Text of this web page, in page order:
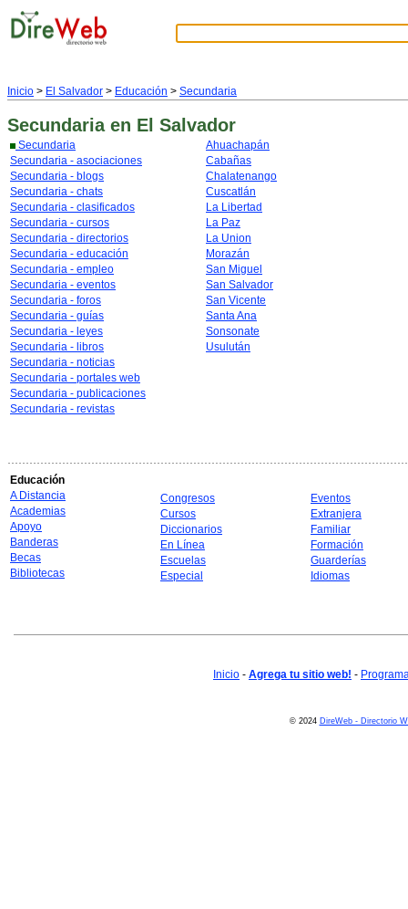
Inicio > El Salvador > Educación > Secundaria
Secundaria en El Salvador
Secundaria
Secundaria - asociaciones
Secundaria - blogs
Secundaria - chats
Secundaria - clasificados
Secundaria - cursos
Secundaria - directorios
Secundaria - educación
Secundaria - empleo
Secundaria - eventos
Secundaria - foros
Secundaria - guías
Secundaria - leyes
Secundaria - libros
Secundaria - noticias
Secundaria - portales web
Secundaria - publicaciones
Secundaria - revistas
Ahuachapán
Cabañas
Chalatenango
Cuscatlán
La Libertad
La Paz
La Union
Morazán
San Miguel
San Salvador
San Vicente
Santa Ana
Sonsonate
Usulután
Educación
A Distancia
Academias
Apoyo
Banderas
Becas
Bibliotecas
Congresos
Cursos
Diccionarios
En Línea
Escuelas
Especial
Eventos
Extranjera
Familiar
Formación
Guarderías
Idiomas
Inicio - Agrega tu sitio web! -
© 2024 DireWeb - Directorio